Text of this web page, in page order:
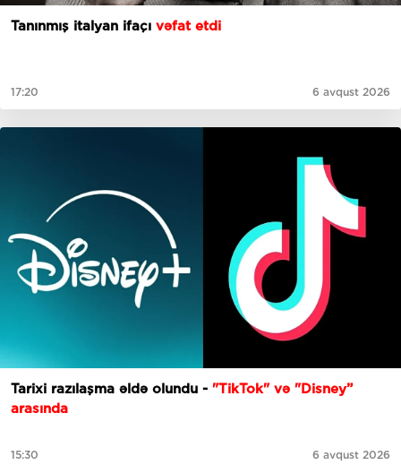
Tanınmış italyan ifaçı vəfat etdi
17:20 6 avqust 2026
Tarixi razılaşma əldə olundu - "TikTok" və "Disney”
arasında
15:30 6 avqust 2026